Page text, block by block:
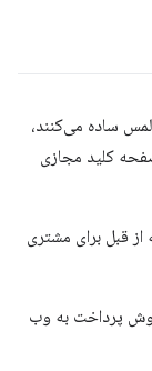
لمس ساده می‌کنند،
کلید مجازی
از قبل برای مشتری
روش پرداخت به وب